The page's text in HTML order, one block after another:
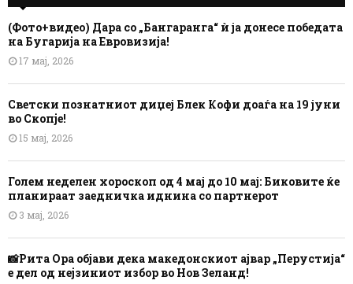
(Фото+видео) Дара со „Бангаранга“ ѝ ја донесе победата
на Бугарија на Евровизија!
17 мај, 2026
Светски познатниот диџеј Блек Кофи доаѓа на 19 јуни
во Скопје!
15 мај, 2026
Голем неделен хороскоп од 4 мај до 10 мај: Биковите ќе
планираат заедничка иднина со партнерот
3 мај, 2026
📸Рита Ора објави дека македонскиот ајвар „Перустија“
е дел од нејзиниот избор во Нов Зеланд!